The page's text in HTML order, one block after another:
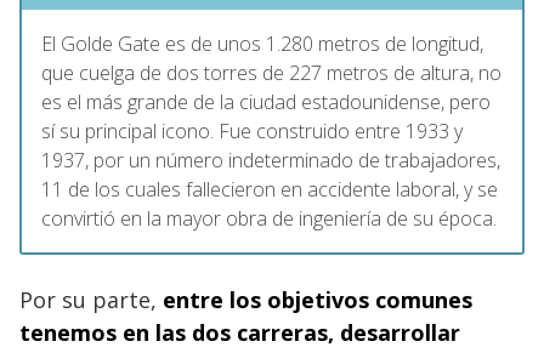
El Golde Gate es de unos 1.280 metros de longitud,
que cuelga de dos torres de 227 metros de altura, no
es el más grande de la ciudad estadounidense, pero
sí su principal icono. Fue construido entre 1933 y
1937, por un número indeterminado de trabajadores,
11 de los cuales fallecieron en accidente laboral, y se
convirtió en la mayor obra de ingeniería de su época.
Por su parte, entre los objetivos comunes
tenemos en las dos carreras, desarrollar